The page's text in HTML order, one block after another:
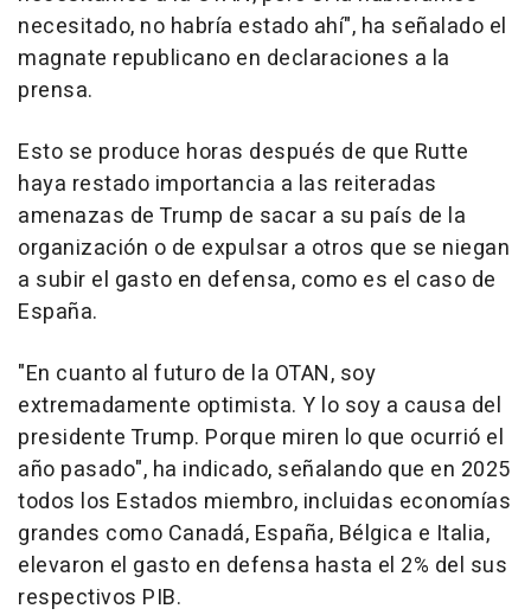
necesitado, no habría estado ahí", ha señalado el
magnate republicano en declaraciones a la
prensa.
Esto se produce horas después de que Rutte
haya restado importancia a las reiteradas
amenazas de Trump de sacar a su país de la
organización o de expulsar a otros que se niegan
a subir el gasto en defensa, como es el caso de
España.
"En cuanto al futuro de la OTAN, soy
extremadamente optimista. Y lo soy a causa del
presidente Trump. Porque miren lo que ocurrió el
año pasado", ha indicado, señalando que en 2025
todos los Estados miembro, incluidas economías
grandes como Canadá, España, Bélgica e Italia,
elevaron el gasto en defensa hasta el 2% del sus
respectivos PIB.